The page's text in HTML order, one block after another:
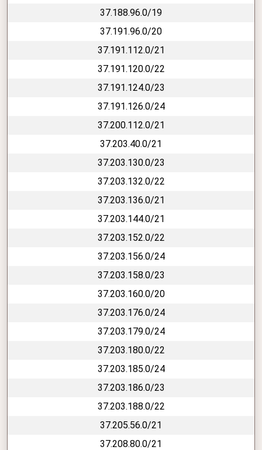
37.188.96.0/19
37.191.96.0/20
37.191.112.0/21
37.191.120.0/22
37.191.124.0/23
37.191.126.0/24
37.200.112.0/21
37.203.40.0/21
37.203.130.0/23
37.203.132.0/22
37.203.136.0/21
37.203.144.0/21
37.203.152.0/22
37.203.156.0/24
37.203.158.0/23
37.203.160.0/20
37.203.176.0/24
37.203.179.0/24
37.203.180.0/22
37.203.185.0/24
37.203.186.0/23
37.203.188.0/22
37.205.56.0/21
37.208.80.0/21